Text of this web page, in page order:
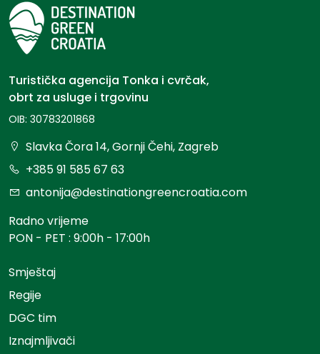
Turistička agencija Tonka i cvrčak,
obrt za usluge i trgovinu
OIB: 30783201868
Slavka Čora 14, Gornji Čehi, Zagreb
+385 91 585 67 63
antonija@destinationgreencroatia.com
Radno vrijeme
PON - PET : 9:00h - 17:00h
Smještaj
Regije
DGC tim
Iznajmljivači